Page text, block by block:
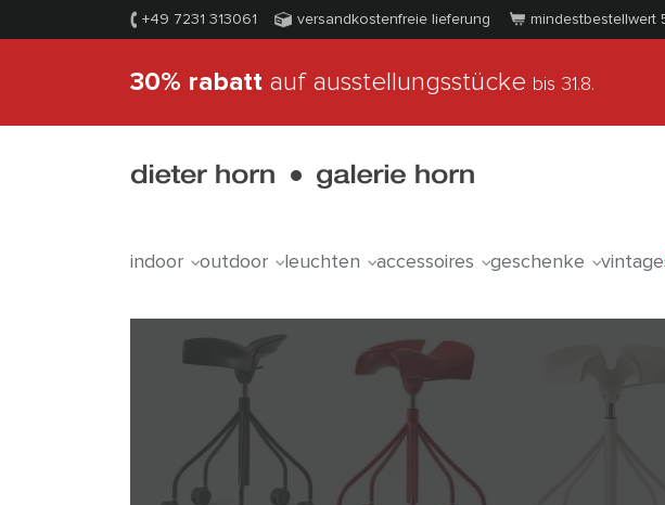
+49 7231 313061 versandkostenfreie lieferung mindestbestellwert
30% rabatt auf ausstellungsstücke bis 31.8.
indoor outdoor leuchten accessoires geschenke vintage